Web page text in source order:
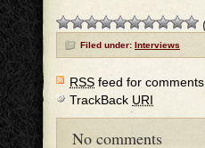
Filed under: Interviews
RSS feed for
TrackBack URI
No comments